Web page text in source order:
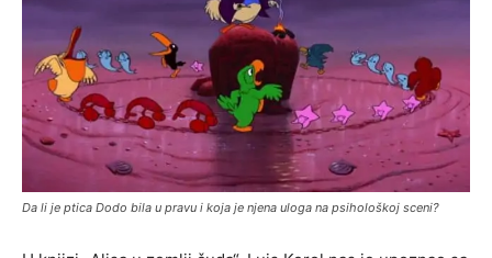
Da li je ptica Dodo bila u pravu i koja je njena uloga na psihološkoj sceni?